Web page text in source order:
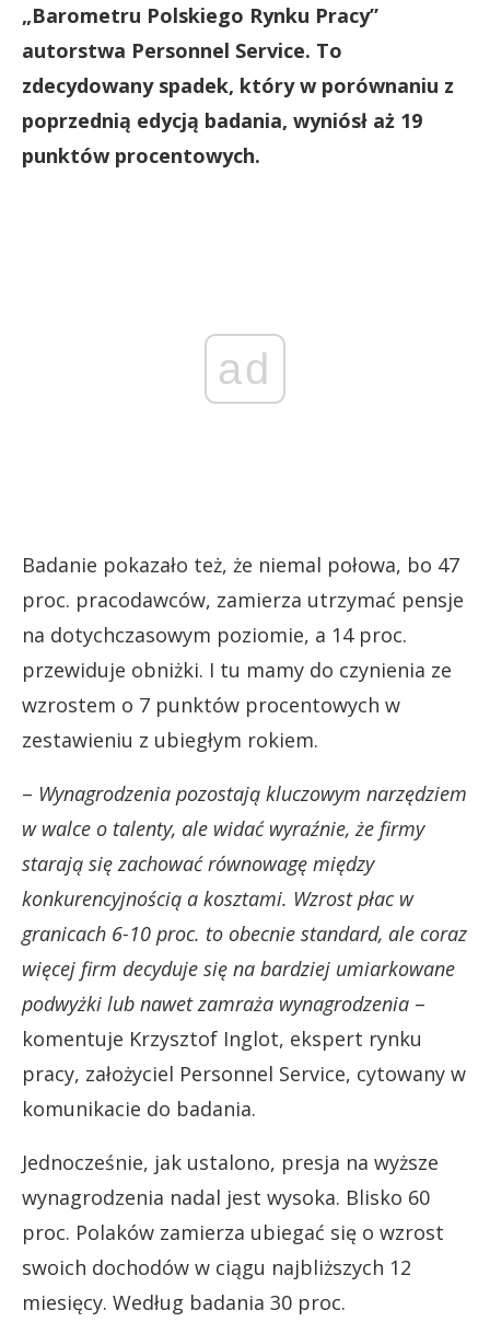
„Barometru Polskiego Rynku Pracy”
autorstwa Personnel Service. To
zdecydowany spadek, który w porównaniu z
poprzednią edycją badania, wyniósł aż 19
punktów procentowych.
ad
Badanie pokazało też, że niemal połowa, bo 47
proc. pracodawców, zamierza utrzymać pensje
na dotychczasowym poziomie, a 14 proc.
przewiduje obniżki. I tu mamy do czynienia ze
wzrostem o 7 punktów procentowych w
zestawieniu z ubiegłym rokiem.
– Wynagrodzenia pozostają kluczowym narzędziem
w walce o talenty, ale widać wyraźnie, że firmy
starają się zachować równowagę między
konkurencyjnością a kosztami. Wzrost płac w
granicach 6-10 proc. to obecnie standard, ale coraz
więcej firm decyduje się na bardziej umiarkowane
podwyżki lub nawet zamraża wynagrodzenia –
komentuje Krzysztof Inglot, ekspert rynku
pracy, założyciel Personnel Service, cytowany w
komunikacie do badania.
Jednocześnie, jak ustalono, presja na wyższe
wynagrodzenia nadal jest wysoka. Blisko 60
proc. Polaków zamierza ubiegać się o wzrost
swoich dochodów w ciągu najbliższych 12
miesięcy. Według badania 30 proc.